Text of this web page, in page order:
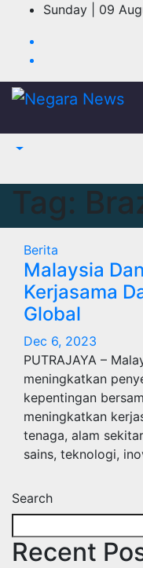
content
Sunday | 09
Tag:
Berita
Malaysia
Kerjasama
Global
Dec 6, 2023
PUTRAJAYA –
meningkatkan
kepentingan
meningkatkan
tenaga, alam
sains, teknologi,
Search
Recent